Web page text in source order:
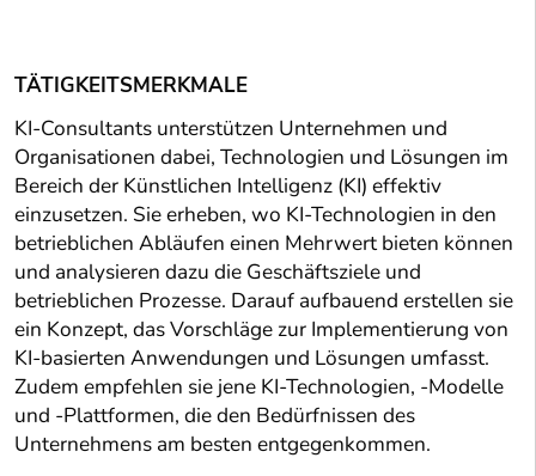
TÄTIGKEITSMERKMALE
KI-Consultants unterstützen Unternehmen und
Organisationen dabei, Technologien und Lösungen im
Bereich der Künstlichen Intelligenz (KI) effektiv
einzusetzen. Sie erheben, wo KI-Technologien in den
betrieblichen Abläufen einen Mehrwert bieten können
und analysieren dazu die Geschäftsziele und
betrieblichen Prozesse. Darauf aufbauend erstellen sie
ein Konzept, das Vorschläge zur Implementierung von
KI-basierten Anwendungen und Lösungen umfasst.
Zudem empfehlen sie jene KI-Technologien, -Modelle
und -Plattformen, die den Bedürfnissen des
Unternehmens am besten entgegenkommen.